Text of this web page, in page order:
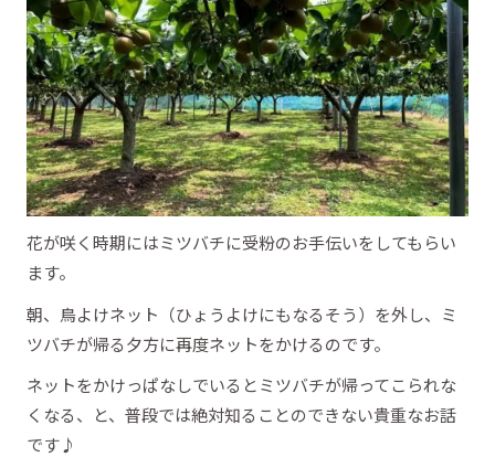
花が咲く時期にはミツバチに受粉のお手伝いをしてもらい
ます。
朝、鳥よけネット（ひょうよけにもなるそう）を外し、ミ
ツバチが帰る夕方に再度ネットをかけるのです。
ネットをかけっぱなしでいるとミツバチが帰ってこられな
くなる、と、普段では絶対知ることのできない貴重なお話
です♪